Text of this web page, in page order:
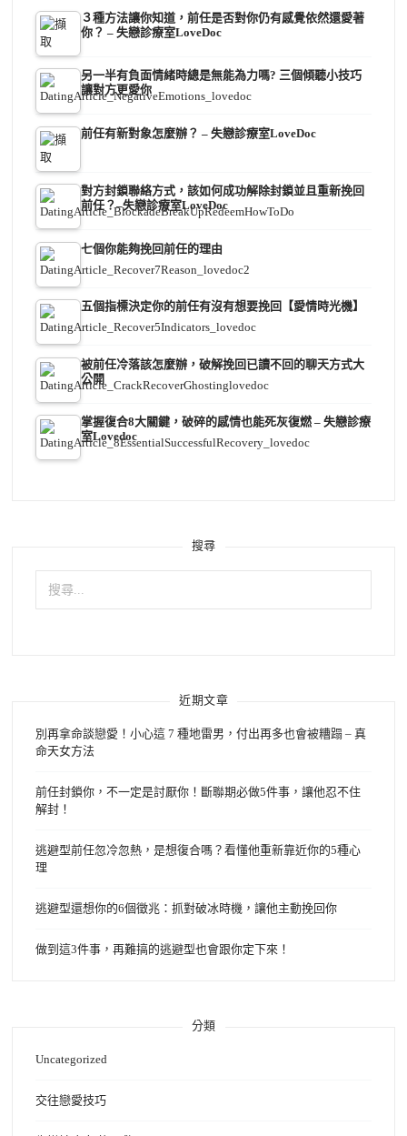
３種方法讓你知道，前任是否對你仍有感覺依然還愛著
你？ – 失戀診療室LoveDoc
另一半有負面情緒時總是無能為力嗎? 三個傾聽小技巧
讓對方更愛你
前任有新對象怎麼辦？ – 失戀診療室LoveDoc
對方封鎖聯絡方式，該如何成功解除封鎖並且重新挽回
前任？–失戀診療室LoveDoc
七個你能夠挽回前任的理由
五個指標決定你的前任有沒有想要挽回【愛情時光機】
被前任冷落該怎麼辦，破解挽回已讀不回的聊天方式大
公開
掌握復合8大關鍵，破碎的感情也能死灰復燃 – 失戀診療
室Lovedoc
搜尋
搜
鍵
近期文章
別再拿命談戀愛！小心這 7 種地雷男，付出再多也會被糟蹋 – 真
命天女方法
前任封鎖你，不一定是討厭你！斷聯期必做5件事，讓他忍不住
解封！
逃避型前任忽冷忽熱，是想復合嗎？看懂他重新靠近你的5種心
理
逃避型還想你的6個徵兆：抓對破冰時機，讓他主動挽回你
做到這3件事，再難搞的逃避型也會跟你定下來！
分類
Uncategorized
交往戀愛技巧